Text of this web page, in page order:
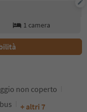
1 camera
non coperto
+ altri 7